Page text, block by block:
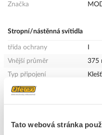
Tato webová stránka
Značka
Stropní/nástěnná svítidla
třída ochrany
Vnější průměr
375
Typ připojení
Barva těla
Index podání barev
80-